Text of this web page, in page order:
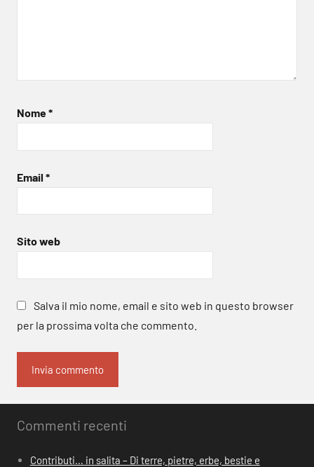
Nome*
Email *
Sito web
Salva il mio nome, email e sito web in questo browser
per la prossima volta che commento.
Commenti recenti
Contributi… in salita – Di terre, pietre, erbe, bestie e